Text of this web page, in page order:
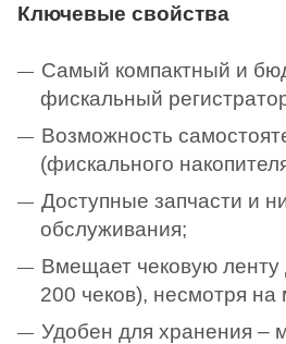
Ключевые свойства
Самый компактный и
фискальный
Возможность
(фискального
Доступные запчасти и
обслуживания;
Вмещает чековую
200 чеков), несмотря
Удобен для хранения –